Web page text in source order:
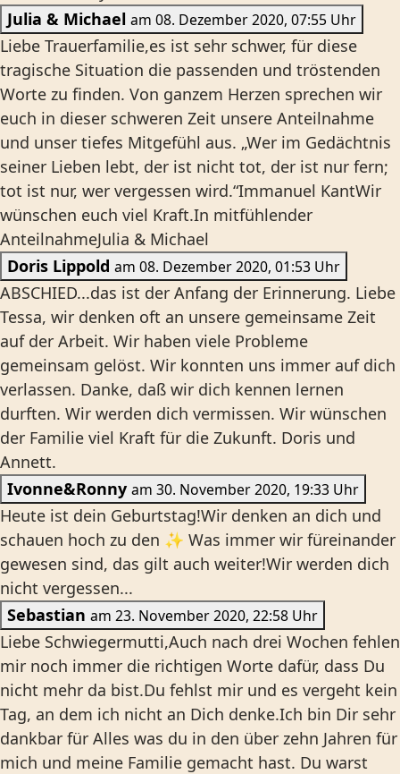
Julia & Michael
am 08. Dezember 2020, 07:55 Uhr
Liebe Trauerfamilie,es ist sehr schwer, für diese
tragische Situation die passenden und tröstenden
Worte zu finden. Von ganzem Herzen sprechen wir
euch in dieser schweren Zeit unsere Anteilnahme
und unser tiefes Mitgefühl aus. „Wer im Gedächtnis
seiner Lieben lebt, der ist nicht tot, der ist nur fern;
tot ist nur, wer vergessen wird.“Immanuel KantWir
wünschen euch viel Kraft.In mitfühlender
AnteilnahmeJulia & Michael
Doris Lippold
am 08. Dezember 2020, 01:53 Uhr
ABSCHIED...das ist der Anfang der Erinnerung. Liebe
Tessa, wir denken oft an unsere gemeinsame Zeit
auf der Arbeit. Wir haben viele Probleme
gemeinsam gelöst. Wir konnten uns immer auf dich
verlassen. Danke, daß wir dich kennen lernen
durften. Wir werden dich vermissen. Wir wünschen
der Familie viel Kraft für die Zukunft. Doris und
Annett.
Ivonne&Ronny
am 30. November 2020, 19:33 Uhr
Heute ist dein Geburtstag!Wir denken an dich und
schauen hoch zu den ✨ Was immer wir füreinander
gewesen sind, das gilt auch weiter!Wir werden dich
nicht vergessen...
Sebastian
am 23. November 2020, 22:58 Uhr
Liebe Schwiegermutti,Auch nach drei Wochen fehlen
mir noch immer die richtigen Worte dafür, dass Du
nicht mehr da bist.Du fehlst mir und es vergeht kein
Tag, an dem ich nicht an Dich denke.Ich bin Dir sehr
dankbar für Alles was du in den über zehn Jahren für
mich und meine Familie gemacht hast. Du warst